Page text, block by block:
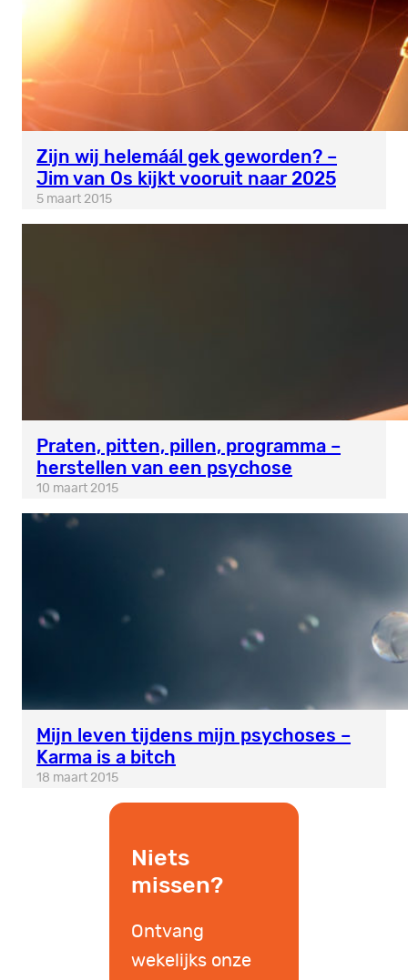
Zijn wij helemáál gek geworden? –
Jim van Os kijkt vooruit naar 2025
5 maart 2015
Praten, pitten, pillen, programma –
herstellen van een psychose
10 maart 2015
Mijn leven tijdens mijn psychoses –
Karma is a bitch
18 maart 2015
Niets
missen?
Ontvang
wekelijks onze